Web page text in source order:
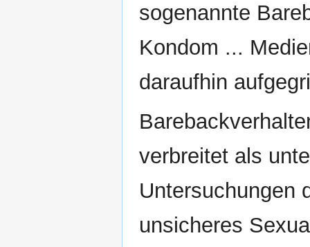
sogenannte
Kondom ...
daraufhin
verbreitet als
Untersuchungen
unsicheres